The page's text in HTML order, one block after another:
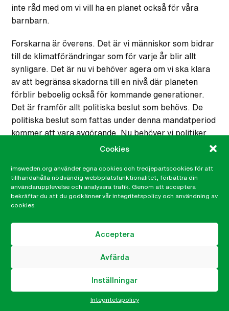
Cookies
imsweden.org använder egna cookies och tredjepartscookies för att
tillhandahålla nödvändig webbplatsfunktionalitet, förbättra din
användarupplevelse och analysera trafik. Genom att acceptera
bekräftar du att du godkänner vår integritetspolicy och användning av
cookies.
Acceptera
Avfärda
Inställningar
Integritetspolicy
inte råd med om vi vill ha en planet också för våra
barnbarn.
Forskarna är överens. Det är vi människor som bidrar
till de klimatförändringar som för varje år blir allt
synligare. Det är nu vi behöver agera om vi ska klara
av att begränsa skadorna till en nivå där planeten
förblir beboelig också för kommande generationer.
Det är framför allt politiska beslut som behövs. De
politiska beslut som fattas under denna mandatperiod
kommer att vara avgörande. Nu behöver vi politiker
som vågar ta modiga beslut för klimatet och väljare
stå ut med att en del saker behöver göras på nya sätt,
trots att det ibland blir obekvämt.